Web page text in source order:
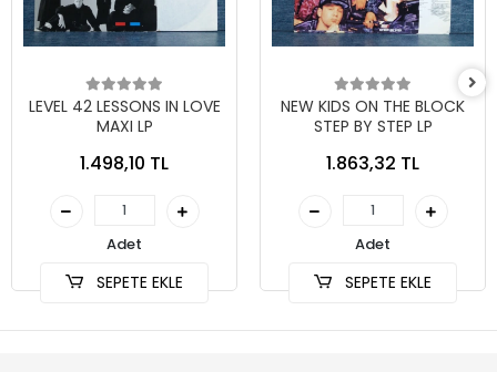
LEVEL 42 LESSONS IN LOVE
MAXI LP
1.498,10 TL
Adet
SEPETE EKLE
NEW KIDS ON THE BLOCK
STEP BY STEP LP
1.863,32 TL
Adet
SEPETE EKLE